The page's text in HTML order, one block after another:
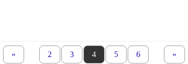
« previous set of pages
page
2 page
3 page
4 page
5 page
6 next
»